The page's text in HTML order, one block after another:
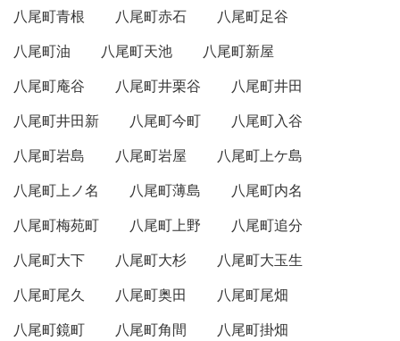
八尾町青根 八尾町赤石
八尾町足谷
八尾町油
八尾町天池
八尾町新屋
八尾町庵谷
八尾町井栗谷
八尾町井田
八尾町井田新
八尾町今町
八尾町入谷
八尾町岩島
八尾町岩屋
八尾町上ケ島
八尾町上ノ名
八尾町薄島
八尾町内名
八尾町梅苑町
八尾町上野
八尾町追分
八尾町大下
八尾町大杉
八尾町大玉生
八尾町尾久
八尾町奥田
八尾町尾畑
八尾町鏡町
八尾町角間
八尾町掛畑